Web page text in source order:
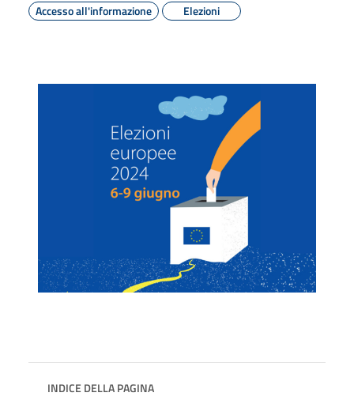
Accesso all'informazione
Elezioni
INDICE DELLA PAGINA